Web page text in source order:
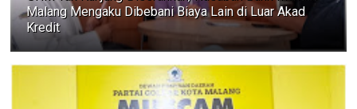
Malang Mengaku Dibebani Biaya Lain di Luar Akad
Kredit